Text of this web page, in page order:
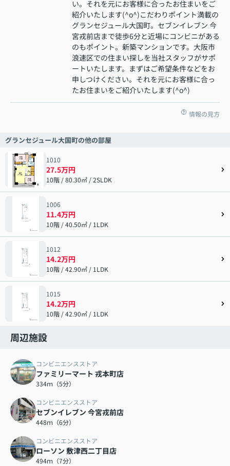
い。それを元にお客様に合ったお住まいをご
紹介いたします(^o^)こだわりポイント満載の
グランセジュール大国町。セブンイレブン 今
宮戎前店まで徒歩6分と近場にコンビニがある
のもポイント。新築マンションです。大阪市
浪速区での住まい探しを当社スタッフがサポ
ートいたします。まずはご希望条件などをお
申しつけください。それを元にお客様に合っ
たお住まいをご紹介いたします(^o^)
情報の見方
グランセジュール大国町の他の部屋
1010
27.5万円
10階 / 80.30㎡ / 2SLDK
1006
11.4万円
10階 / 40.50㎡ / 1LDK
1012
14.2万円
10階 / 42.90㎡ / 1LDK
1015
14.2万円
10階 / 42.90㎡ / 1LDK
周辺施設
コンビニエンスストア
ファミリーマート 戎本町店
334ｍ（5分）
コンビニエンスストア
セブンイレブン 今宮戎前店
448ｍ（6分）
コンビニエンスストア
ローソン 敷津西二丁目店
494ｍ（7分）